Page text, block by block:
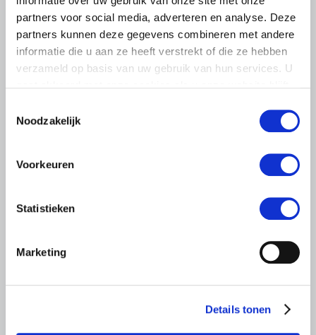
partners voor social media, adverteren en analyse. Deze
partners kunnen deze gegevens combineren met andere
informatie die u aan ze heeft verstrekt of die ze hebben
verzameld op basis van uw gebruik van hun services. U
Noodzakelijk
Voorkeuren
Statistieken
Marketing
Details tonen
6 AUGUSTUS 2026
bezoekt melkveehouderij in
LTO Nederland ontving gisteren Tweede Kamerlid
Vries in It Heidenskip.